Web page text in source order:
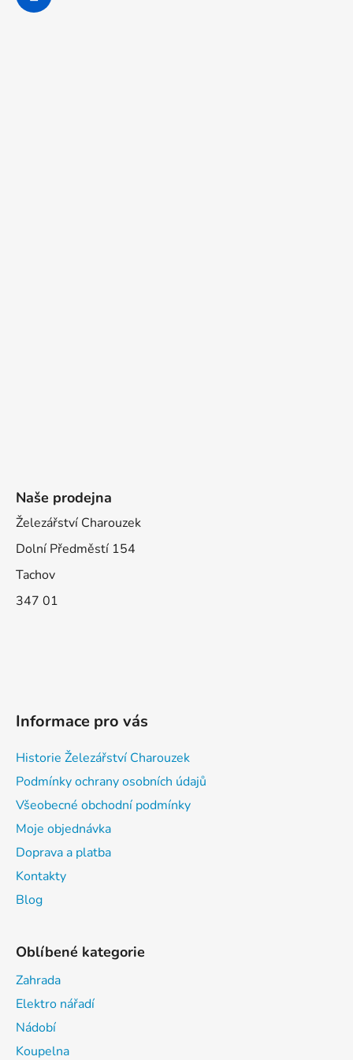
Naše prodejna
Železářství Charouzek
Dolní Předměstí 154
Tachov
347 01
Informace pro vás
Historie Železářství Charouzek
Podmínky ochrany osobních údajů
Všeobecné obchodní podmínky
Moje objednávka
Doprava a platba
Kontakty
Blog
Oblíbené kategorie
Zahrada
Elektro nářadí
Nádobí
Koupelna